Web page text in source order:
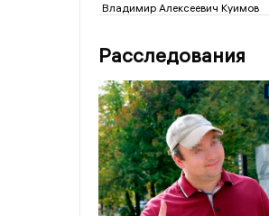
Владимир Алексеевич Куимов
Расследования